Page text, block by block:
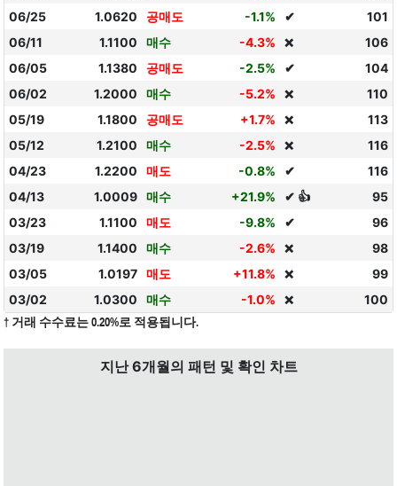
06/25
1.0620 공매도 -1.1% ✔
101
06/11
1.1100 매수 -4.3% ❌
106
06/05
1.1380 공매도 -2.5% ✔
104
06/02
1.2000 매수 -5.2% ❌
110
05/19
1.1800 공매도 +1.7% ❌
113
05/12
1.2100 매수 -2.5% ❌
116
04/23
1.2200 매도 -0.8% ✔
116
04/13
1.0009 매수 +21.9% ✔ 👍
95
03/23
1.1100 매도 -9.8% ✔
96
03/19
1.1400 매수 -2.6% ❌
98
03/05
1.0197 매도 +11.8% ❌
99
03/02
1.0300 매수 -1.0% ❌ 100
† 거래 수수료는 0.20%로 적용됩니다.
지난 6개월의 패턴 및 확인 차트